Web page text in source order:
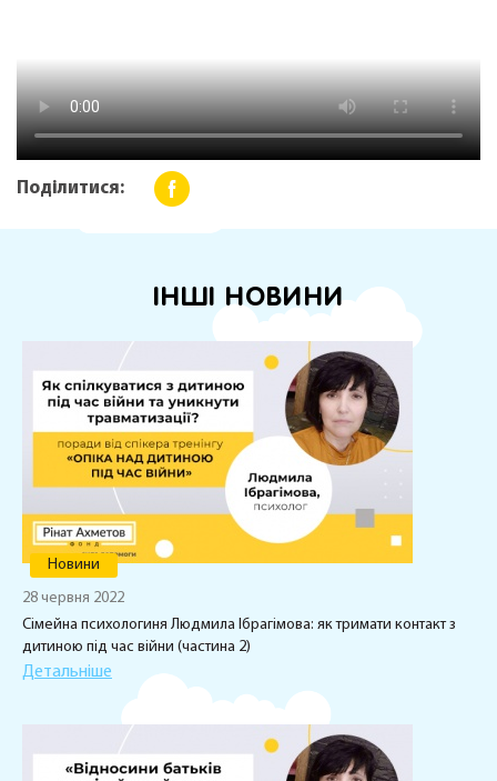
Поділитися:
ІНШІ НОВИНИ
Новини
28 червня 2022
Сімейна психологиня Людмила Ібрагімова: як тримати контакт з
дитиною під час війни (частина 2)
Детальніше